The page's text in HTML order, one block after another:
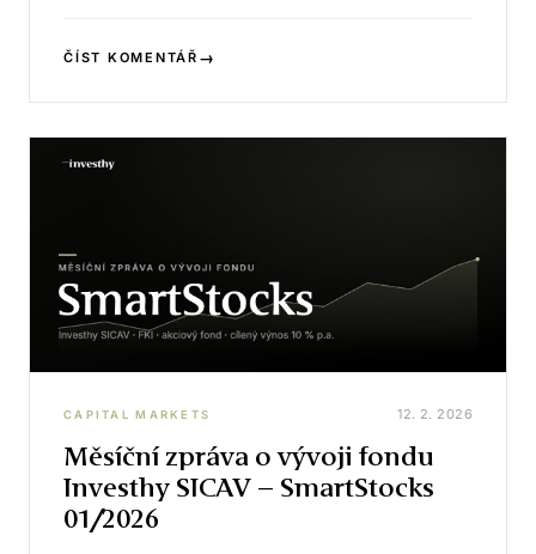
ČÍST KOMENTÁŘ →
CAPITAL MARKETS 12. 2. 2026
Měsíční zpráva o vývoji fondu
Investhy SICAV – SmartStocks
01/2026